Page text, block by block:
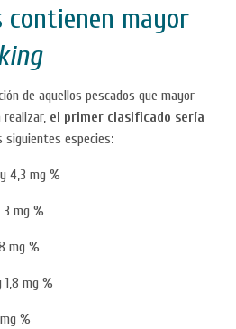
contienen mayor
de aquellos pescados que mayor
realizar, el primer clasificado sería
siguientes especies:
4,3 mg %
3 mg %
mg %
1,8 mg %
%